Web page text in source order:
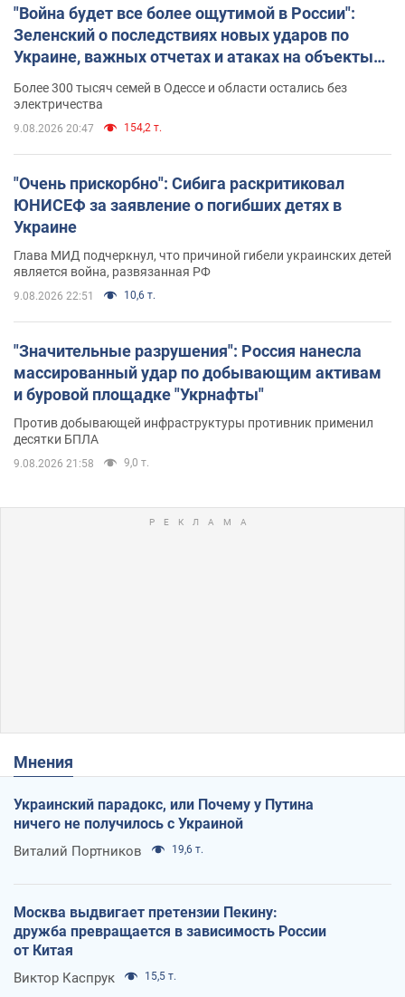
"Война будет все более ощутимой в России":
Зеленский о последствиях новых ударов по
Украине, важных отчетах и атаках на объекты
противника. Видео
Более 300 тысяч семей в Одессе и области остались без
электричества
9.08.2026 20:47 154,2 т.
"Очень прискорбно": Сибига раскритиковал
ЮНИСЕФ за заявление о погибших детях в
Украине
Глава МИД подчеркнул, что причиной гибели украинских детей
является война, развязанная РФ
9.08.2026 22:51 10,6 т.
"Значительные разрушения": Россия нанесла
массированный удар по добывающим активам
и буровой площадке "Укрнафты"
Против добывающей инфраструктуры противник применил
десятки БПЛА
9.08.2026 21:58 9,0 т.
Мнения
Украинский парадокс, или Почему у Путина
ничего не получилось с Украиной
Виталий Портников 19,6 т.
Москва выдвигает претензии Пекину:
дружба превращается в зависимость России
от Китая
Виктор Каспрук 15,5 т.